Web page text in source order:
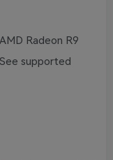
Radeon R9
supported